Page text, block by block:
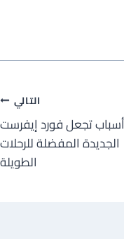
التالي
أسباب تجعل فورد إيفرست
الجديدة المفضلة للرحلات
الطويلة